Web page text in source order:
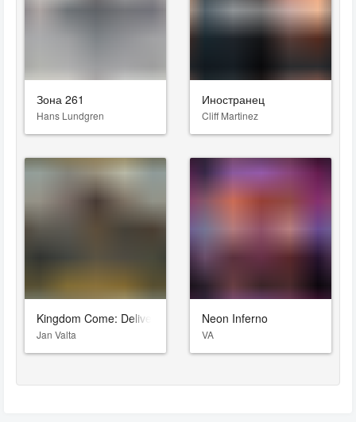
Зона 261
Hans Lundgren
Иностранец
Cliff Martinez
Kingdom Come: Deliverance II
Jan Valta
Neon Inferno
VA